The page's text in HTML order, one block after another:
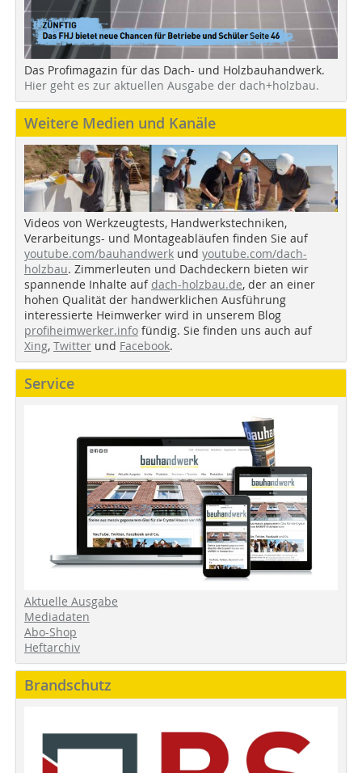
Das Profimagazin für das Dach- und Holzbauhandwerk.
Hier geht es zur aktuellen Ausgabe der dach+holzbau.
Weitere Medien und Kanäle
Videos von Werkzeugtests, Handwerkstechniken,
Verarbeitungs- und Montageabläufen finden Sie auf
youtube.com/bauhandwerk und youtube.com/dach-
holzbau. Zimmerleuten und Dachdeckern bieten wir
spannende Inhalte auf dach-holzbau.de, der an einer
hohen Qualität der handwerklichen Ausführung
interessierte Heimwerker wird in unserem Blog
profiheimwerker.info fündig. Sie finden uns auch auf
Xing, Twitter und Facebook.
Service
Aktuelle Ausgabe
Mediadaten
Abo-Shop
Heftarchiv
Brandschutz